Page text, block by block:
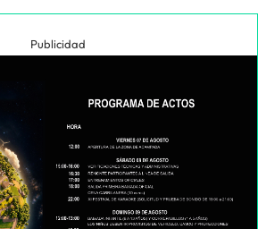
Publicidad